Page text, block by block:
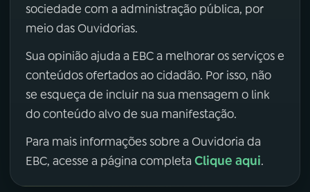
sociedade com a administração pública, por
meio das Ouvidorias.
Sua opinião ajuda a EBC a melhorar os serviços e
conteúdos ofertados ao cidadão. Por isso, não
se esqueça de incluir na sua mensagem o link
do conteúdo alvo de sua manifestação.
Para mais informações sobre a Ouvidoria da
EBC, acesse a página completa Clique aqui.